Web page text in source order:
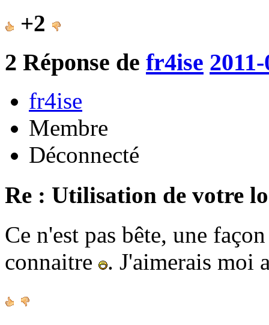
+2
2 Réponse de fr4ise
fr4ise
Membre
Déconnecté
Re : Utilisation de votre
Ce n'est pas bête, une
connaitre
. J'aimerais moi